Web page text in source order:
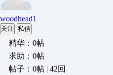
woodhead1
关注 私信
精华：0帖
求助：0帖
帖子：0帖 | 42回